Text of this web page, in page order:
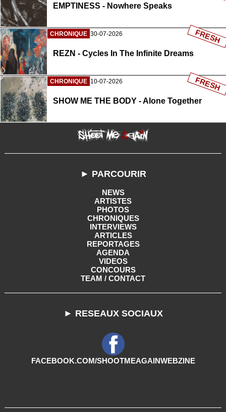
EMPTINESS - Nowhere Speaks
CHRONIQUE 30-07-2026
REZN - Cycles In The Infinite Dreams
FRESH
CHRONIQUE 10-07-2026
SHOW ME THE BODY - Alone Together
FRESH
► PARCOURIR
NEWS
ARTISTES
PHOTOS
CHRONIQUES
INTERVIEWS
ARTICLES
REPORTAGES
AGENDA
VIDEOS
CONCOURS
TEAM / CONTACT
► RESEAUX SOCIAUX
FACEBOOK.COM/SHOOTMEAGAINWEBZINE